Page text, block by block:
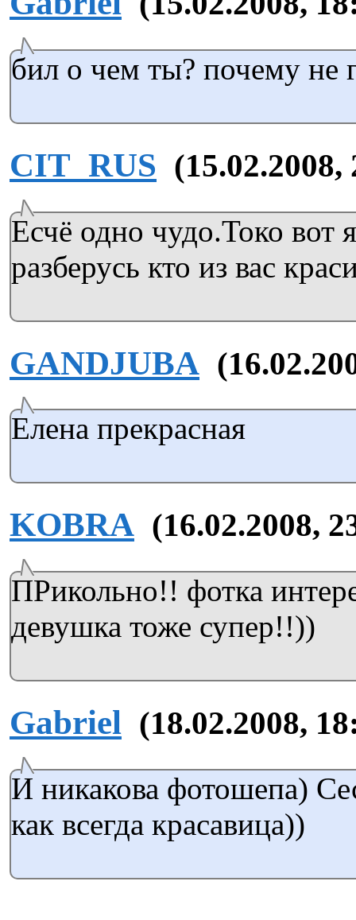
бил о чем ты? почему не
CIT_RUS (15.02.2008,
Есчё одно чудо.Токо вот
разберусь кто из вас
GANDJUBA
Елена прекрасная
KOBRA (16.02.2008,
ПРикольно!! фотка
девушка тоже супер!!))
Gabriel (18.02.2008,
И никакова фотошепа)
как всегда красавица))